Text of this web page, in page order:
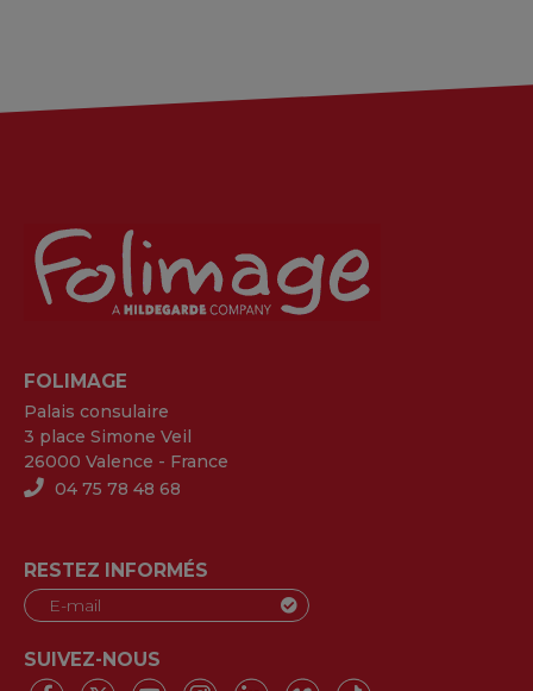
FOLIMAGE
Palais consulaire
3 place Simone Veil
26000 Valence - France
04 75 78 48 68
RESTEZ INFORMÉS
SUIVEZ-NOUS